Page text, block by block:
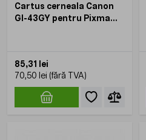
Cartus cerneala Canon
GI-43GY pentru Pixma
85,31 lei
70,50 lei